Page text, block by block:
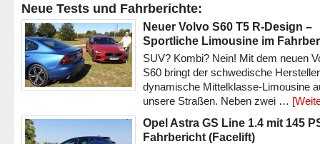
Neue Tests und Fahrberichte:
Neuer Volvo S60 T5 R-Design –
Sportliche Limousine im
SUV? Kombi? Nein! Mit dem neuen
S60 bringt der schwedische
dynamische Mittelklasse-Limousine
unsere Straßen. Neben zwei …
Opel Astra GS Line 1.4 mit 145
Fahrbericht (Facelift)